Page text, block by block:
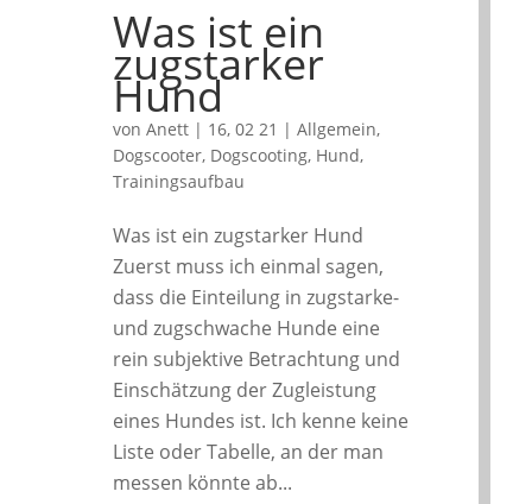
Was ist ein
zugstarker
Hund
von Anett| 16, 02 21 | Allgemein,
Dogscooter, Dogscooting, Hund,
Trainingsaufbau
Was ist ein zugstarker Hund
Zuerst muss ich einmal sagen,
dass die Einteilung in zugstarke-
und zugschwache Hunde eine
rein subjektive Betrachtung und
Einschätzung der Zugleistung
eines Hundes ist. Ich kenne keine
Liste oder Tabelle, an der man
messen könnte ab...